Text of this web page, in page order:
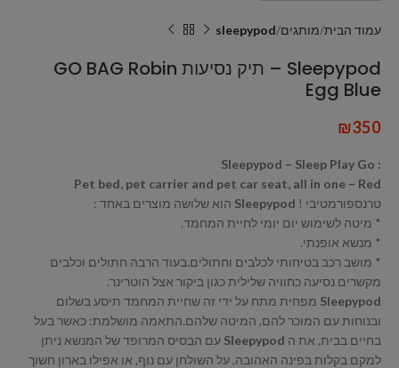
עמוד הבית מותגים sleepypod
Sleepypod – תיק נסיעות GO BAG Robin
Egg Blue
₪350
: Sleepypod – Sleep Play Go
Pet bed, pet carrier and pet car seat, all in one – Red
טרנספורמטיבי ! Sleepypod הוא שלושה מוצרים באחד :
* מיטה לשימוש יום יומי לחיית המחמד.
* מנשא אופנתי.
* מושב רכב בטיחותי לכלבים וחתולים.בעוד הרבה חתולים וכלבים
מקשרים נסיעה כחוויה שלילית כגון ביקור אצל הוטרינר.
Sleepypod מפחית מתח על ידי זה שחיית המחמד תיסע בשלום
ובנוחות עם המוכר להם, המיטה שלהם.התאמה מושלמת: כאשר בעל
בחיים בבית, את ה Sleepypod עם הבסיס המרופד של המנשא ניתן
למקם בקלות בפינה האהובה, על השולחן עם נוף, או אפילו בארון חשוך